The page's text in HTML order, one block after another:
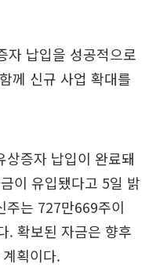
자 납입을 성공적으로
께 신규 사업 확대를
증자 납입이 완료돼
이 유입됐다고 5일 밝
주는 727만669주이
. 확보된 자금은 향후
획이다.